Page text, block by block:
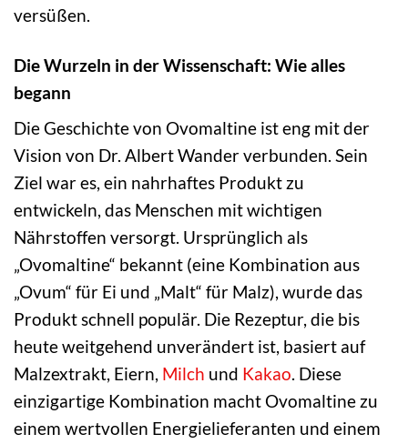
versüßen.
Die Wurzeln in der Wissenschaft: Wie alles
begann
Die Geschichte von Ovomaltine ist eng mit der
Vision von Dr. Albert Wander verbunden. Sein
Ziel war es, ein nahrhaftes Produkt zu
entwickeln, das Menschen mit wichtigen
Nährstoffen versorgt. Ursprünglich als
„Ovomaltine“ bekannt (eine Kombination aus
„Ovum“ für Ei und „Malt“ für Malz), wurde das
Produkt schnell populär. Die Rezeptur, die bis
heute weitgehend unverändert ist, basiert auf
Malzextrakt, Eiern, Milch und Kakao. Diese
einzigartige Kombination macht Ovomaltine zu
einem wertvollen Energielieferanten und einem